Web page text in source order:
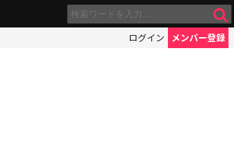
ログイン メンバー登録